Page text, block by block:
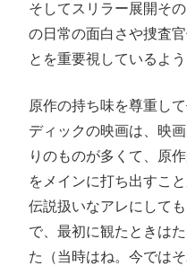
そしてスリラー展開そ
の日常の面白さや捜査
とを重要視しているよう
原作の持ち味を尊重し
ディックの映画は、映
りのものが多くて、原
をメインに打ち出すこ
伝説扱いなアレにして
で、最初に観たときは
た（当時はね。今では